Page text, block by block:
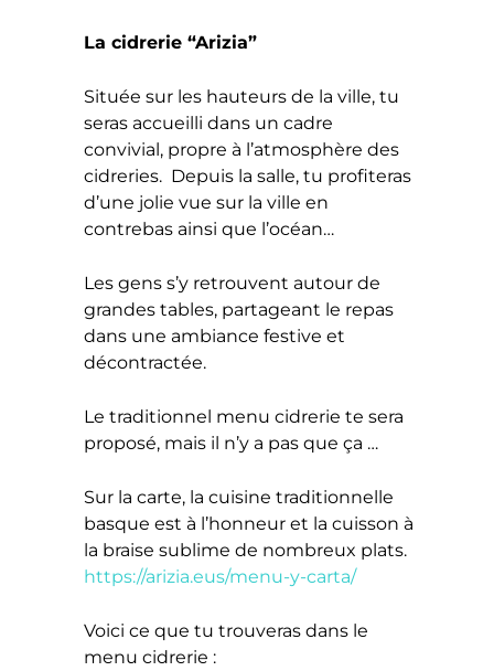
La cidrerie “Arizia”
Située sur les hauteurs de la ville, tu
seras accueilli dans un cadre
convivial, propre à l’atmosphère des
cidreries. Depuis la salle, tu profiteras
d’une jolie vue sur la ville en
contrebas ainsi que l’océan…
Les gens s’y retrouvent autour de
grandes tables, partageant le repas
dans une ambiance festive et
décontractée.
Le traditionnel menu cidrerie te sera
proposé, mais il n’y a pas que ça …
Sur la carte, la cuisine traditionnelle
basque est à l’honneur et la cuisson à
la braise sublime de nombreux plats.
https://arizia.eus/menu-y-carta/
Voici ce que tu trouveras dans le
menu cidrerie :